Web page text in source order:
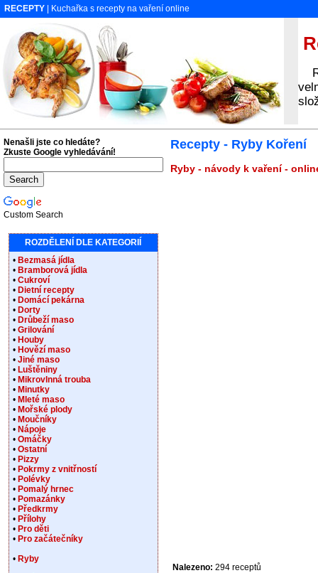
RECEPTY | Kuchařka s recepty na vaření online
Recepty - Ryby Koření
Ryby - návody k vaření -
Nalezeno: 294 receptů
Nenašli jste co hledáte?
Zkuste Google vyhledávání!
Custom Search
ROZDĚLENÍ DLE KATEGORIÍ
• Bezmasá jídla
• Bramborová jídla
• Cukroví
• Dietní recepty
• Domácí pekárna
• Dorty
• Drůbeží maso
• Grilování
• Houby
• Hovězí maso
• Jiné maso
• Luštěniny
• Mikrovlnná trouba
• Minutky
• Mleté maso
• Mořské plody
• Moučníky
• Nápoje
• Omáčky
• Ostatní
• Pizzy
• Pokrmy z vnitřností
• Polévky
• Pomalý hrnec
• Pomazánky
• Předkrmy
• Přílohy
• Pro děti
• Pro začátečníky
• Ryby